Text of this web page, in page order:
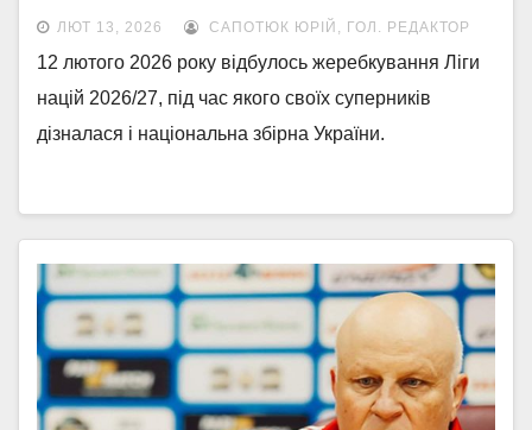
ЛЮТ 13, 2026 САПОТЮК ЮРІЙ, ГОЛ. РЕДАКТОР
12 лютого 2026 року відбулось жеребкування Ліги
націй 2026/27, під час якого своїх суперників
дізналася і національна збірна України.